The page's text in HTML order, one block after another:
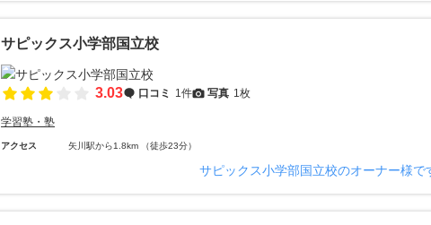
サピックス小学部国立校
3.03 口コミ 1件 写真 1枚
学習塾・塾
アクセス 矢川駅から1.8km （徒歩23分）
サピックス小学部国立校のオーナー様で